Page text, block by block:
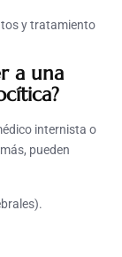
y tratamiento
a una
internista o
pueden